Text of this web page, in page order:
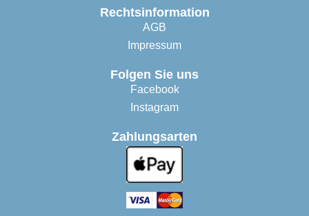
Rechtsinformation
AGB
Impressum
Folgen Sie uns
Facebook
Instagram
Zahlungsarten